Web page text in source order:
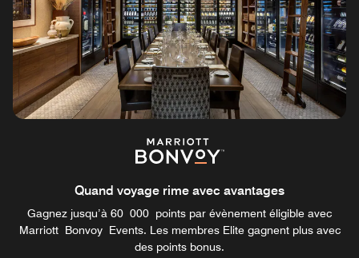
Quand voyage rime avec avantages
Gagnez jusqu’à 60 000 points par évènement éligible avec
Marriott Bonvoy Events. Les membres Elite gagnent plus avec
des points bonus.